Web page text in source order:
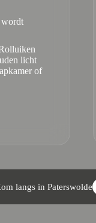
wordt
licht
of
langs in Paterswolde